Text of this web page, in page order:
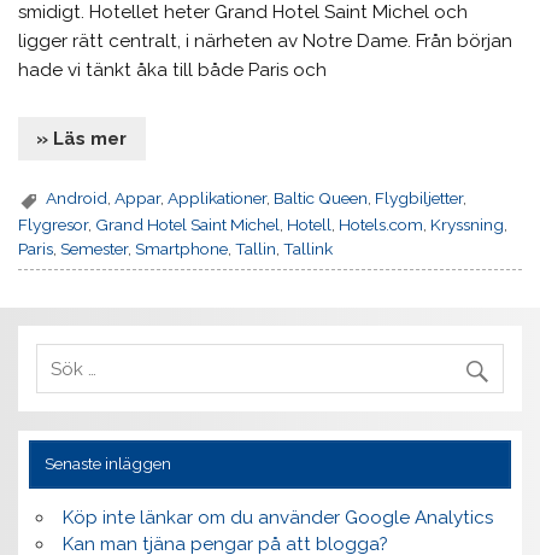
smidigt. Hotellet heter Grand Hotel Saint Michel och
ligger rätt centralt, i närheten av Notre Dame. Från början
hade vi tänkt åka till både Paris och
» Läs mer
Android ,Appar,Applikationer, Baltic Queen Flygbiljetter,
Flygresor, Grand Hotel Saint Michel Hotell Hotels.com Kryssning
Paris ,Semester,Smartphone ,Tallin ,Tallink
Senaste inläggen
Köp inte länkar om du använder Google Analytics
Kan man tjäna pengar på att blogga?